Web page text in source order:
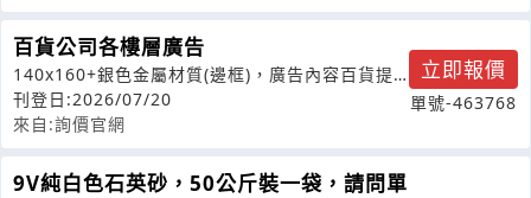
百貨公司各樓層廣告
140x160+銀色金屬材質(邊框)，廣告內容百貨提
供或是金屬材質美奈板去切2.
刊登日:2026/07/20
來自:詢價官網
立即報價
單號-463768
9V純白色石英砂，50公斤裝一袋，請問單